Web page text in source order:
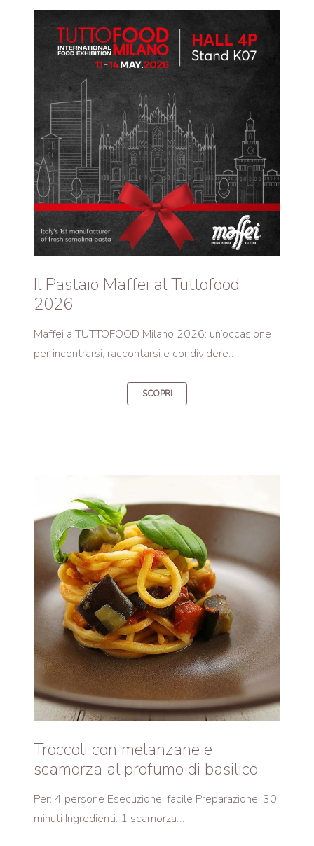
Il Pastaio Maffei al Tuttofood
2026
Maffei a TUTTOFOOD Milano 2026: un’occasione
per incontrarsi, raccontarsi e condividere…
SCOPRI
Troccoli con melanzane e
scamorza al profumo di basilico
Per: 4 persone Esecuzione: facile Preparazione: 30
minuti Ingredienti: 1 scamorza…